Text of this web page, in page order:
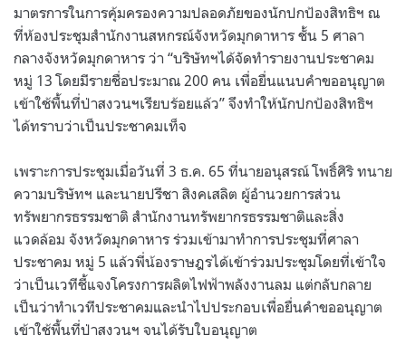
มาตรการในการคุ้มครองความปลอดภัยของนักปกป้องสิทธิฯ ณ
ที่ห้องประชุมสำนักงานสหกรณ์จังหวัดมุกดาหาร ชั้น 5 ศาลา
กลางจังหวัดมุกดาหาร ว่า “บริษัทฯได้จัดทำรายงานประชาคม
หมู่ 13 โดยมีรายชื่อประมาณ 200 คน เพื่อยื่นแนบคำขออนุญาต
เข้าใช้พื้นที่ป่าสงวนฯเรียบร้อยแล้ว” จึงทำให้นักปกป้องสิทธิฯ
ได้ทราบว่าเป็นประชาคมเท็จ
เพราะการประชุมเมื่อวันที่ 3 ธ.ค. 65 ที่นายอนุสรณ์ โพธิ์ศิริ ทนาย
ความบริษัทฯ และนายปรีชา สิงคเสลิต ผู้อำนวยการส่วน
ทรัพยากรธรรมชาติ สำนักงานทรัพยากรธรรมชาติและสิ่ง
แวดล้อม จังหวัดมุกดาหาร ร่วมเข้ามาทำการประชุมที่ศาลา
ประชาคม หมู่ 5 แล้วพี่น้องราษฎรได้เข้าร่วมประชุมโดยที่เข้าใจ
ว่าเป็นเวทีชี้แจงโครงการผลิตไฟฟ้าพลังงานลม แต่กลับกลาย
เป็นว่าทำเวทีประชาคมและนำไปประกอบเพื่อยื่นคำขออนุญาต
เข้าใช้พื้นที่ป่าสงวนฯ จนได้รับใบอนุญาต